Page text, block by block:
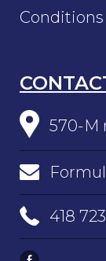
570-M
418